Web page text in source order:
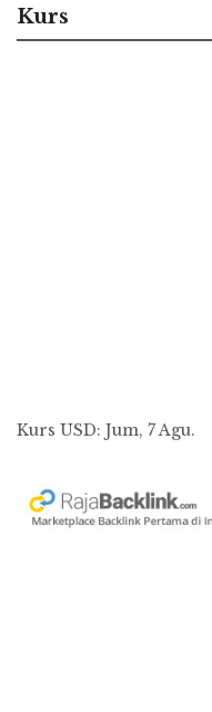
Kurs
Kurs USD: Jum, 7 Agu.